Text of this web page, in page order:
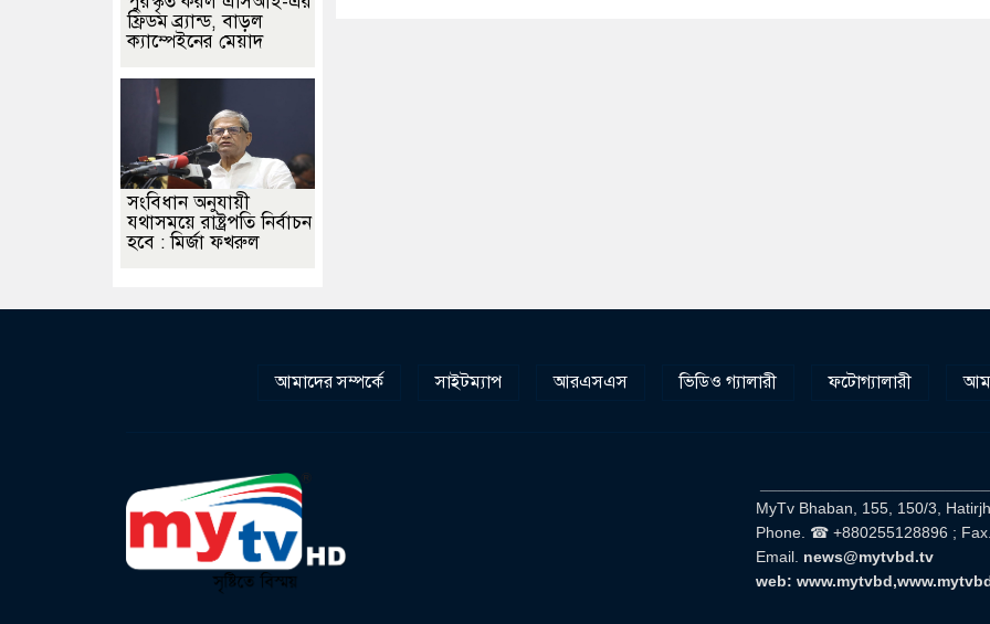
ফ্রিডম ব্র্যান্ড, বাড়ল
ক্যাম্পেইনের মেয়াদ
সংবিধান অনুযায়ী
যথাসময়ে রাষ্ট্রপতি নির্বাচন
হবে : মির্জা ফখরুল
আমাদের সম্পর্কে সাইটম্যাপ আরএসএস ভিডিও গ্যালারী ফটোগ্যালারী
MyTv Bhaban, 155, 150/3,
Phone. ☎ +880255128896 ;
Email. news@mytvbd.tv
web: